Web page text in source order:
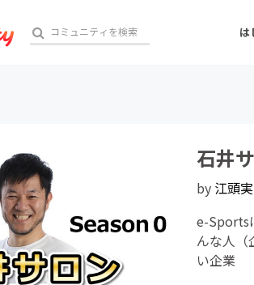
は
アート・写真
テクノロジー・ガジェット
映像・映画
石井
by 江頭
e-Sports
んな人（
い企業